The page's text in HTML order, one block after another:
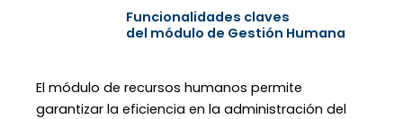
Funcionalidades claves
del módulo de Gestión Humana
El módulo de recursos humanos permite
garantizar la eficiencia en la administración del